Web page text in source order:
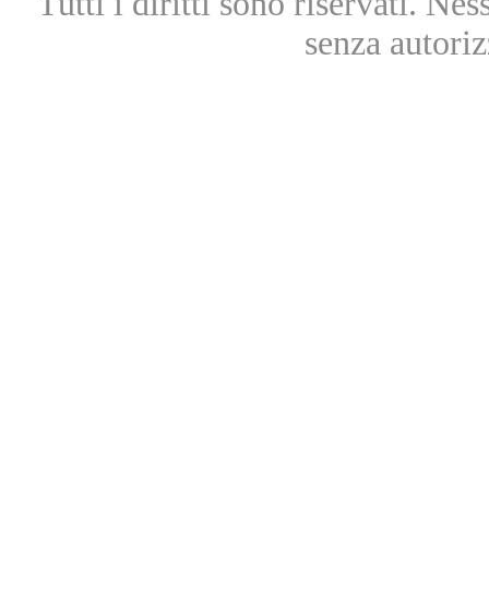
senza